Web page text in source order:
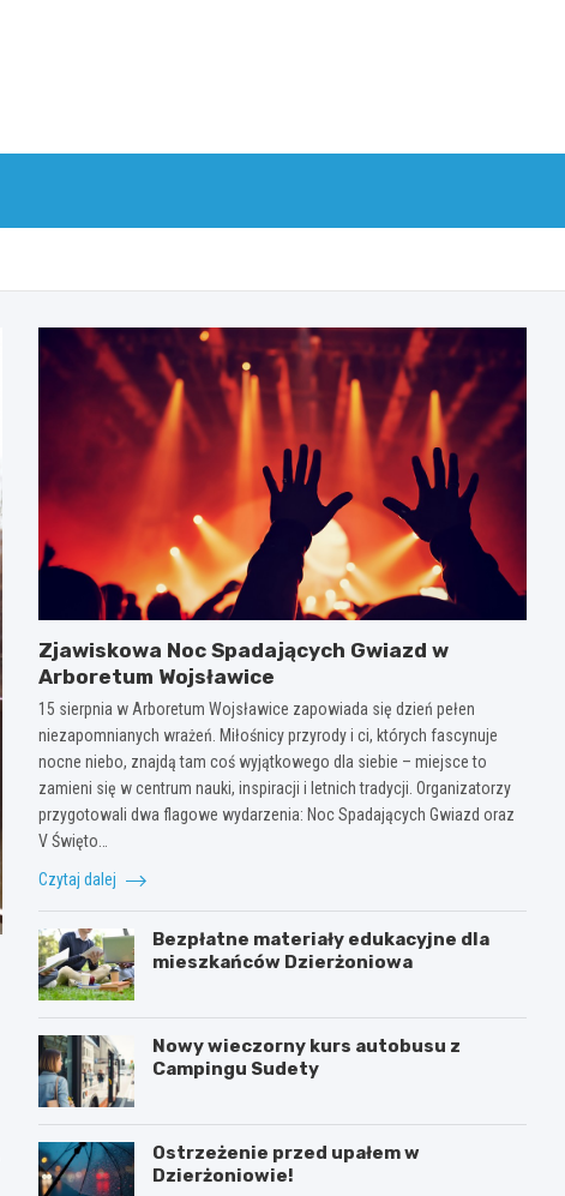
Zjawiskowa Noc Spadających Gwiazd w
Arboretum Wojsławice
15 sierpnia w Arboretum Wojsławice zapowiada się dzień pełen
niezapomnianych wrażeń. Miłośnicy przyrody i ci, których fascynuje
nocne niebo, znajdą tam coś wyjątkowego dla siebie – miejsce to
zamieni się w centrum nauki, inspiracji i letnich tradycji. Organizatorzy
przygotowali dwa flagowe wydarzenia: Noc Spadających Gwiazd oraz
V Święto…
Czytaj dalej
Bezpłatne materiały edukacyjne dla
mieszkańców Dzierżoniowa
Nowy wieczorny kurs autobusu z
Campingu Sudety
Ostrzeżenie przed upałem w
Dzierżoniowie!